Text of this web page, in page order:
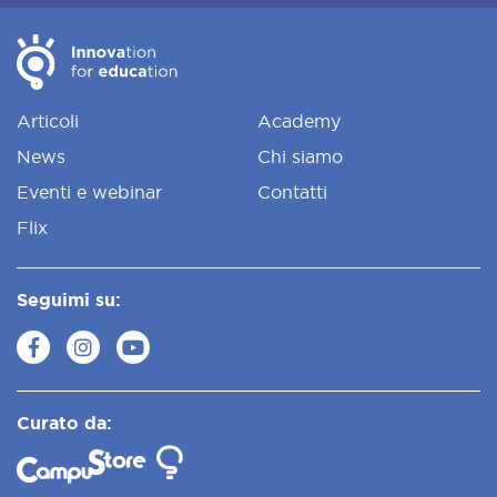
Articoli
News
Eventi e webinar
Flix
Academy
Chi siamo
Contatti
Seguimi su:
Curato da: